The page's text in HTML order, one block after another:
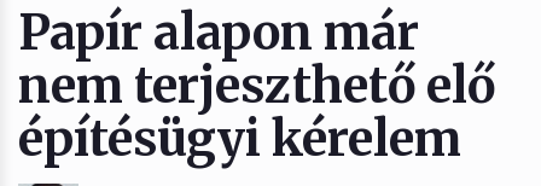
Papír alapon már
nem terjeszthető elő
építésügyi kérelem